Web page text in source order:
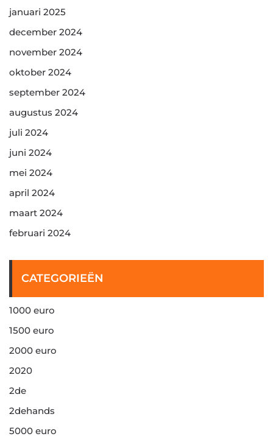
januari 2025
december 2024
november 2024
oktober 2024
september 2024
augustus 2024
juli 2024
juni 2024
mei 2024
april 2024
maart 2024
februari 2024
CATEGORIEËN
1000 euro
1500 euro
2000 euro
2020
2de
2dehands
5000 euro